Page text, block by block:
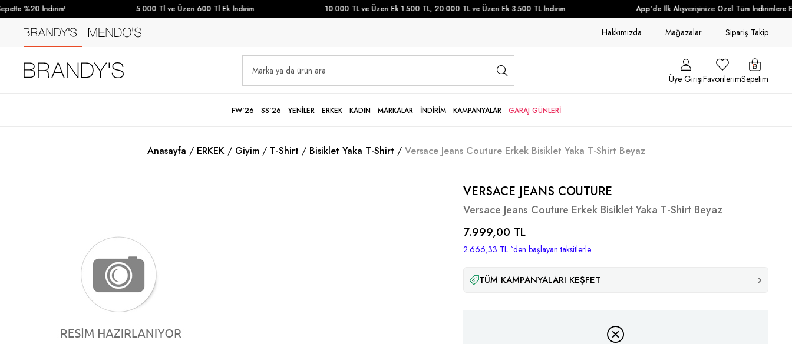
%20 İndirim! 5.000 Tl ve Üzeri 600 Tl Ek İndirim 10.000 TL ve Üzeri Ek 1.500 TL, 20.000 TL ve Üzeri Ek 3.500 TL İndirim App'de İlk Alışverişinize Özel Tüm İndirimlere
Hakkımızda Mağazalar Sipariş Takip
Üye GirişiFavorilerimSepetim
FW'26 SS'26 YENİLER ERKEK KADIN MARKALAR İNDİRİM KAMPANYALAR GARAJ GÜNLERİ
Anasayfa ERKEK Giyim T-Shirt Bisiklet Yaka T-Shirt Versace Jeans Couture Erkek Bisiklet Yaka T-Shirt Beyaz
VERSACE JEANS COUTURE
Versace Jeans Couture Erkek Bisiklet Yaka T-Shirt Beyaz
7.999,00 TL
2.666,33 TL `den başlayan taksitlerle
TÜM KAMPANYALARI KEŞFET